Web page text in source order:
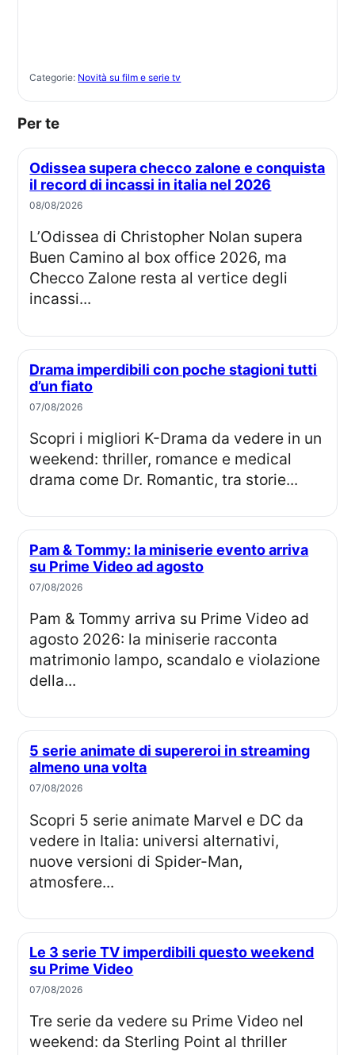
Categorie: Novità su film e serie tv
Per te
Odissea supera checco zalone e conquista
il record di incassi in italia nel 2026
08/08/2026
L’Odissea di Christopher Nolan supera
Buen Camino al box office 2026, ma
Checco Zalone resta al vertice degli
incassi...
Drama imperdibili con poche stagioni tutti
d’un fiato
07/08/2026
Scopri i migliori K-Drama da vedere in un
weekend: thriller, romance e medical
drama come Dr. Romantic, tra storie...
Pam & Tommy: la miniserie evento arriva
su Prime Video ad agosto
07/08/2026
Pam & Tommy arriva su Prime Video ad
agosto 2026: la miniserie racconta
matrimonio lampo, scandalo e violazione
della...
5 serie animate di supereroi in streaming
almeno una volta
07/08/2026
Scopri 5 serie animate Marvel e DC da
vedere in Italia: universi alternativi,
nuove versioni di Spider-Man,
atmosfere...
Le 3 serie TV imperdibili questo weekend
su Prime Video
07/08/2026
Tre serie da vedere su Prime Video nel
weekend: da Sterling Point al thriller